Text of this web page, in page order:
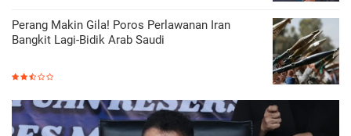
Perang Makin Gila! Poros Perlawanan Iran
Bangkit Lagi-Bidik Arab Saudi